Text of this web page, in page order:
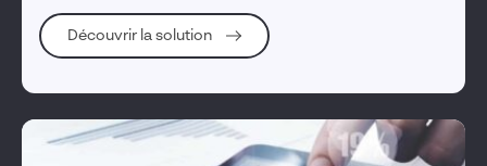
Découvrir la solution